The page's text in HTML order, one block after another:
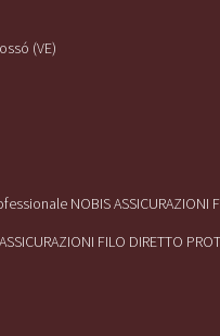
(VE)
NOBIS ASSICURAZIONI
FILO DIRETTO